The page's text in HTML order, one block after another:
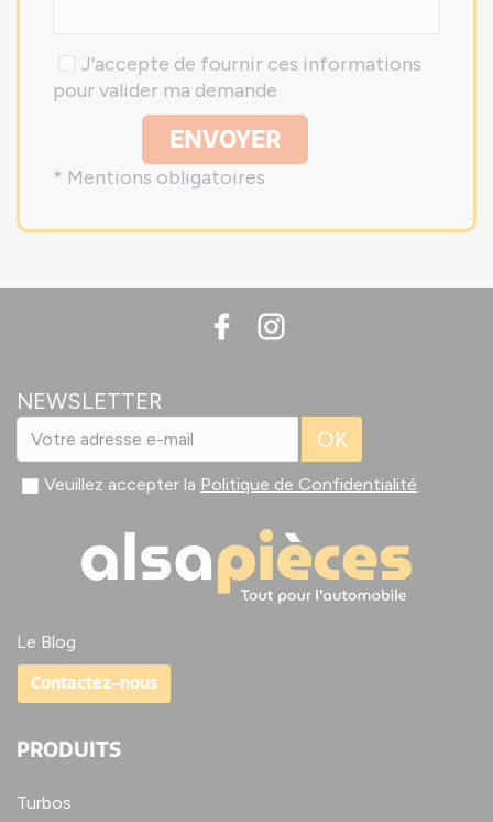
J'accepte de fournir ces informations
pour valider ma demande
ENVOYER
* Mentions obligatoires
NEWSLETTER
OK
Veuillez accepter la Politique de Confidentialité
Le Blog
Contactez-nous
PRODUITS
Turbos